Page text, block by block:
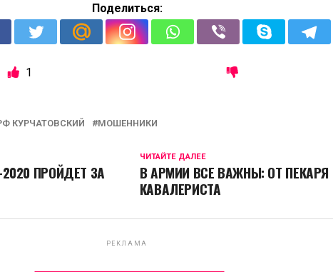
Поделиться:
1
КУРЧАТОВСКИЙ МОШЕННИКИ
ЧИТАЙТЕ ДАЛЕЕ
В АРМИИ ВСЕ ВАЖНЫ: ОТ
КАВАЛЕРИСТА
ПРОЙДЕТ ЗА
РЕКЛАМА